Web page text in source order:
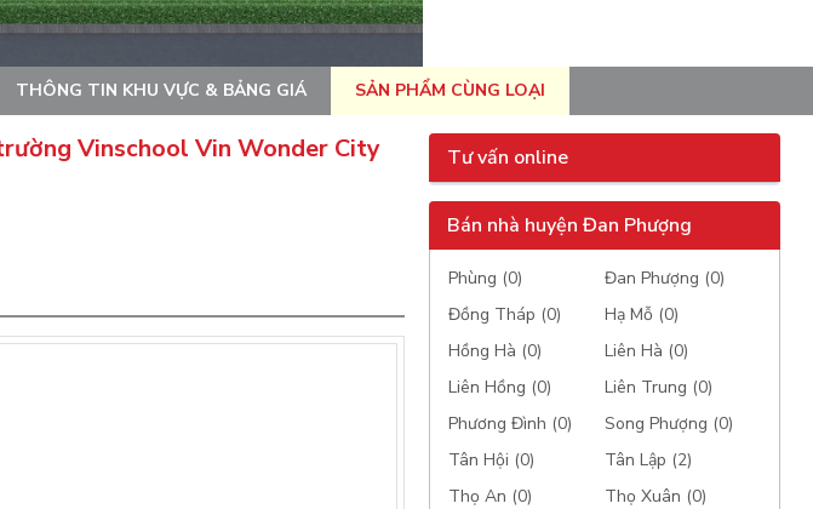
THÔNG TIN KHU VỰC & BẢNG GIÁ SẢN PHẨM CÙNG LOẠI
Vinschool Vin Wonder City Tư vấn online
Bán nhà huyện Đan Phượng
Phùng (0)
Đan Phượng (0)
Đồng Tháp (0)
Hạ Mỗ (0)
Hồng Hà (0)
Liên Hà (0)
Liên Hồng (0)
Liên Trung (0)
Phương Đình (0)
Song Phượng (0)
Tân Hội (0)
Tân Lập (2)
Thọ An (0)
Thọ Xuân (0)